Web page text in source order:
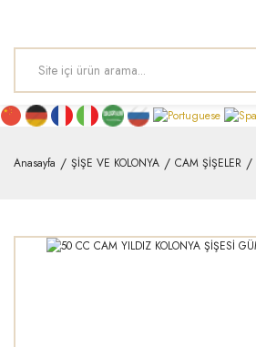
Anasayfa ŞİŞE VE KOLONYA CAM ŞİŞELER